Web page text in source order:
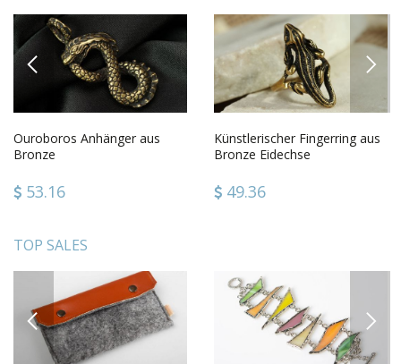
PREVIOUS
Ouroboros Anhänger aus
Bronze
53.16
Künstlerischer Fingerring aus
Bronze Eidechse
49.36
NEXT
TOP SALES
PREVIOUS NEXT